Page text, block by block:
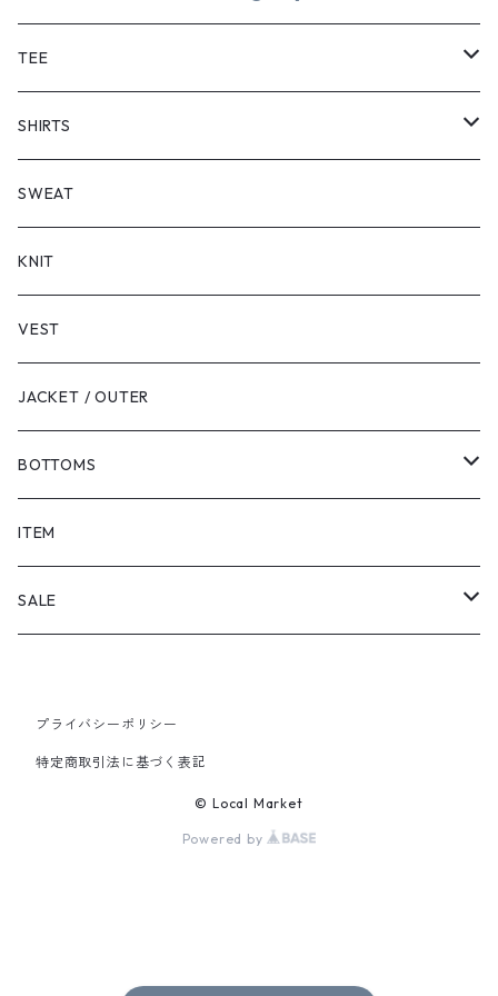
TEE
SHORT SLEEVE
LONG SLEEVE
SHIRTS
SHORT SLEEVE
LONG SLEEVE
SWEAT
KNIT
VEST
JACKET / OUTER
BOTTOMS
SHORTS
PANTS
ITEM
SALE
PANTS
プライバシーポリシー
特定商取引法に基づく表記
© Local Market
Powered by